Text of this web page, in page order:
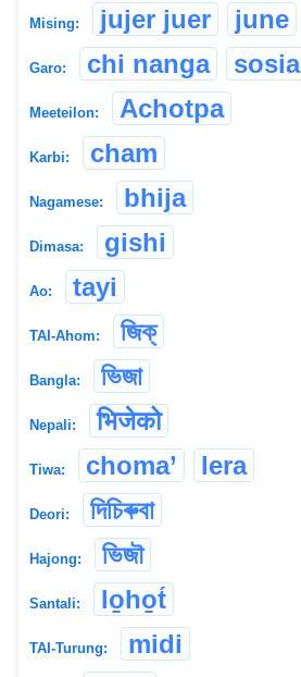
Mising: jujer juer june
Garo: chi nanga sosia
Meeteilon: Achotpa
Karbi: cham
Nagamese: bhija
Dimasa: gishi
Ao: tayi
TAI-Ahom: জিক্
Bangla: ভিজা
Nepali: भिजेको
Tiwa: choma’ lera
Deori: দিচিৰুবা
Hajong: ভিজৗ
Santali: lo̱ho̱t́
TAI-Turung:
midi